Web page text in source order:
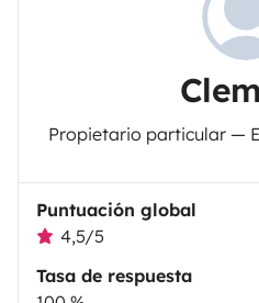
Propietario particular —
Puntuación global
4,5/5
Tasa de respuesta